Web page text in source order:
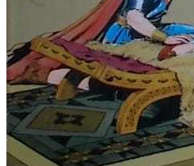
Nema proizvoda u košarici
Povratak u trgovinu